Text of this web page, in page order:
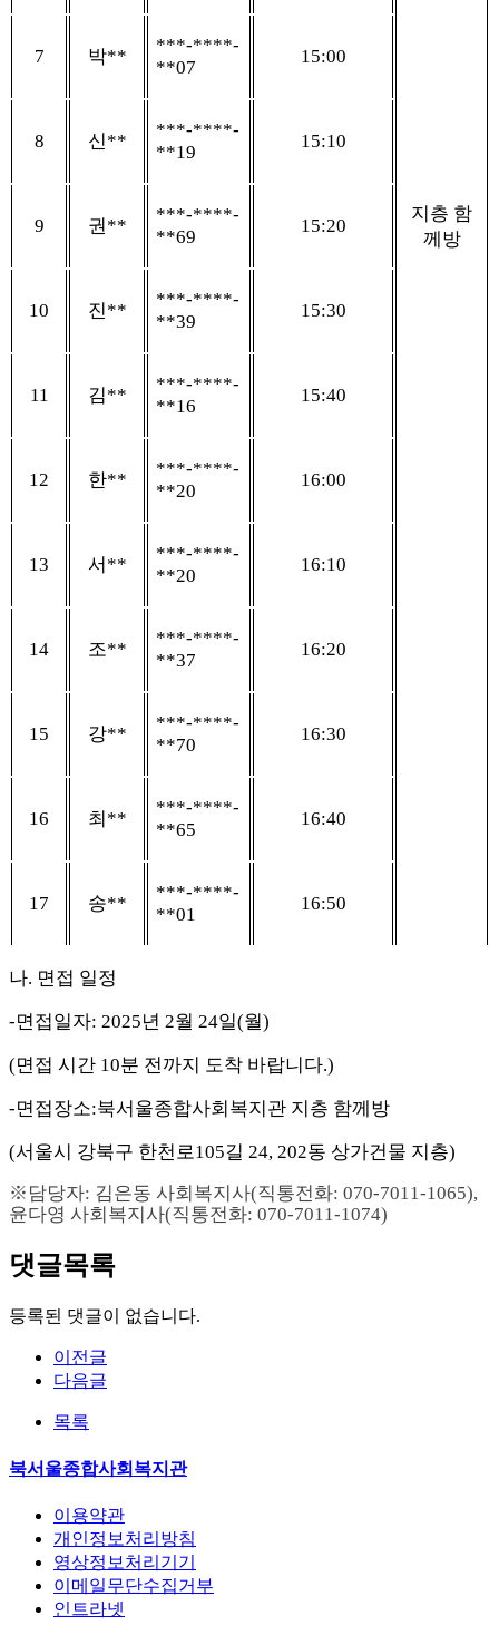
지층 함
께방
7 박**
***-****-
**07
15:00
8 신**
***-****-
**19
15:10
9 권**
***-****-
**69
15:20
10 진**
***-****-
**39
15:30
11 김**
***-****-
**16
15:40
12 한**
***-****-
**20
16:00
13 서 **
***-****-
**20
16:10
14 조**
***-****-
**37
16:20
15 강**
***-****-
**70
16:30
16 최 **
***-****-
**65
16:40
17 송**
***-****-
**01
16:50
나. 면접 일정
-면접일자: 2025년 2월 24일(월)
(면접 시간 10분 전까지 도착 바랍니다.)
-면접장소:북서울종합사회복지관 지층 함께방
(서울시 강북구 한천로105길 24, 202동 상가건물 지층)
※ 담당자: 김은동 사회복지사(직통전화: 070-7011-1065),
윤다영 사회복지사(직통전화: 070-7011-1074)
댓글목록
등록된 댓글이 없습니다.
이전글
다음글
목록
북서울종합사회복지관
이용약관
개인정보처리방침
영상정보처리기기
이메일무단수집거부
인트라넷